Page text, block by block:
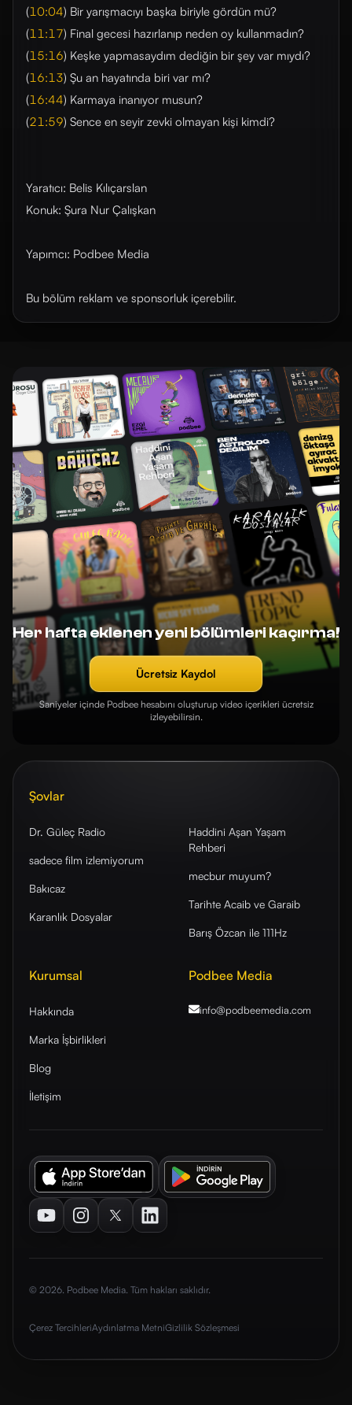
(10:04) Bir yarışmacıyı başka biriyle gördün mü?
(11:17) Final gecesi hazırlanıp neden oy kullanmadın?
(15:16) Keşke yapmasaydım dediğin bir şey var mıydı?
(16:13) Şu an hayatında biri var mı?
(16:44) Karmaya inanıyor musun?
(21:59) Sence en seyir zevki olmayan kişi kimdi?
Yaratıcı: Belis Kılıçarslan
Konuk: Şura Nur Çalışkan
Yapımcı: Podbee Media
Bu bölüm reklam ve sponsorluk içerebilir.
Her hafta eklenen yeni bölümleri kaçırma!
Ücretsiz Kaydol
Saniyeler içinde Podbee hesabını oluşturup video içerikleri ücretsiz
izleyebilirsin.
Şovlar
Dr. Güleç Radio
sadece film izlemiyorum
Bakıcaz
Karanlık Dosyalar
Haddini Aşan Yaşam
Rehberi
mecbur muyum?
Tarihte Acaib ve Garaib
Barış Özcan ile 111Hz
Kurumsal
Hakkında
Marka İşbirlikleri
Blog
İletişim
Podbee Media
info@podbeemedia.com
YoutubeInstagramTwitterLinkedIn
© 2026. Podbee Media. Tüm hakları saklıdır.
Çerez TercihleriAydınlatma MetniGizlilik Sözleşmesi